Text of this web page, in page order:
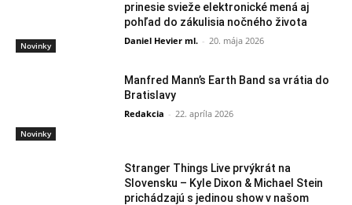
Novinky
prinesie svieže elektronické mená aj
pohľad do zákulisia nočného života
Daniel Hevier ml. - 20. mája 2026
Novinky
Manfred Mann’s Earth Band sa vrátia do
Bratislavy
Redakcia - 22. apríla 2026
Stranger Things Live prvýkrát na
Slovensku – Kyle Dixon & Michael Stein
prichádzajú s jedinou show v našom